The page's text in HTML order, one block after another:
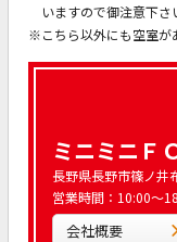
いますので御注意下さ
※こちら以外にも空室が
ミニミニＦ
長野県長野市篠ノ井
営業時間：10:00～
会社概要